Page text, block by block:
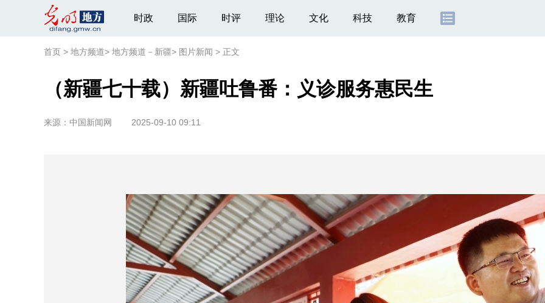
时政 国际 时评 理论 文化 科技 教育
首页 > 地方频道> 地方频道－新疆> 图片新闻 > 正文
（新疆七十载）新疆吐鲁番：义诊服务惠民生
来源： 中国新闻网 2025-09-10 09:11